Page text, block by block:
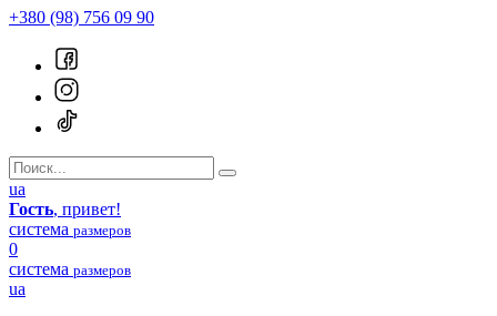
+380 (98) 756 09 90
ua
Гость, привет!
система размеров
0
система размеров
ua